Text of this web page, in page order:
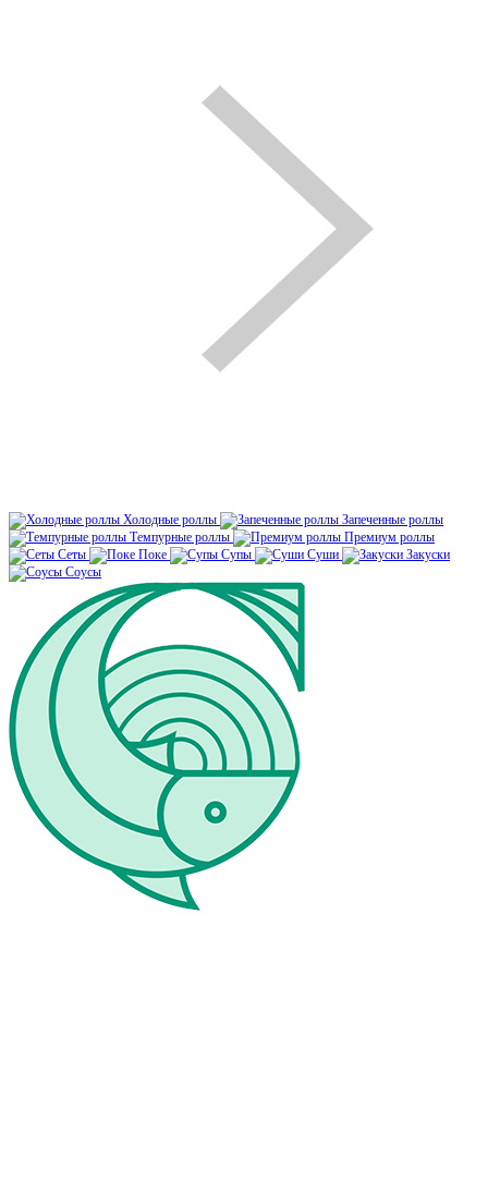
Холодные роллы
Запеченные роллы
Темпурные роллы
Премиум роллы
Сеты
Поке Супы Суши
Закуски
Соусы